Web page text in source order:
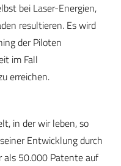
bei Laser-Energien,
resultieren. Es wird
der Piloten
im Fall
erreichen.
in der wir leben, so
Entwicklung durch
als 50.000 Patente auf